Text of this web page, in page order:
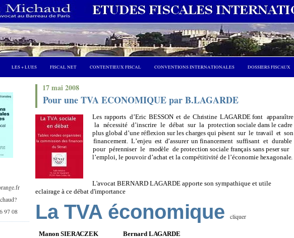
LES + LUES FISCAL NET CONTENTIEUX FISCAL CONVENTIONS INTERNATIONALES DOSSIERS FISCAUX
97 08
17 mai 2008
Pour une TVA ECONOMIQUE par B.LAGARDE
Les rapports d’Eric BESSON et de Christine LAGARDE font apparaître
la nécessité d’inscrire le débat sur la protection sociale dans le cadre
plusglobal d’une réflexion sur les chargesqui pèsent sur le travail et son
financement. L’enjeu est d’assurer unfinancement suffisant et durable
pour pérenniser le modèle deprotection sociale français sans peser sur
l’emploi, le pouvoird’achatet la compétitivitéde l’économie hexagonale.
L'avocat BERNARD LAGARDE apporte son sympathique et utile
eclairage à ce débat d'importance
La TVA économique cliquer
Manon SIERACZEK Bernard LAGARDE